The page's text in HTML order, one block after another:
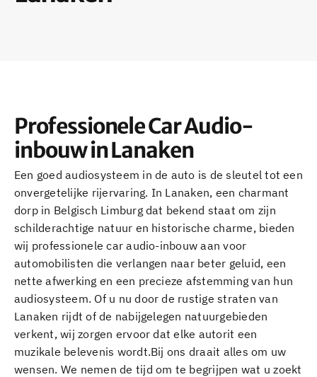
Professionele Car Audio-
inbouw in Lanaken
Een goed audiosysteem in de auto is de sleutel tot een
onvergetelijke rijervaring. In Lanaken, een charmant
dorp in Belgisch Limburg dat bekend staat om zijn
schilderachtige natuur en historische charme, bieden
wij professionele car audio-inbouw aan voor
automobilisten die verlangen naar beter geluid, een
nette afwerking en een precieze afstemming van hun
audiosysteem. Of u nu door de rustige straten van
Lanaken rijdt of de nabijgelegen natuurgebieden
verkent, wij zorgen ervoor dat elke autorit een
muzikale belevenis wordt.Bij ons draait alles om uw
wensen. We nemen de tijd om te begrijpen wat u zoekt